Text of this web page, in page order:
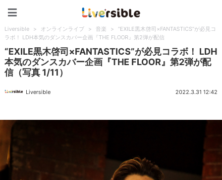
Liversible > オンラインライブ > 音楽 >
“EXILE黒木啓司×FANTASTICS”が必見コ
ラボ！ LDH本気のダンスカバー企画『THE FLOOR』第2弾が配信
“EXILE黒木啓司×FANTASTICS”が必見コラボ！ LDH
本気のダンスカバー企画『THE FLOOR』第2弾が配
信（写真 1/11）
Liversible 2022.3.31 12:42